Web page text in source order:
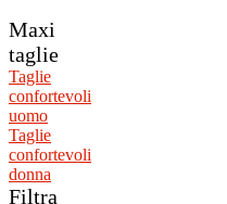
Maxi
taglie
Taglie
confortevoli
uomo
Taglie
confortevoli
donna
Filtra